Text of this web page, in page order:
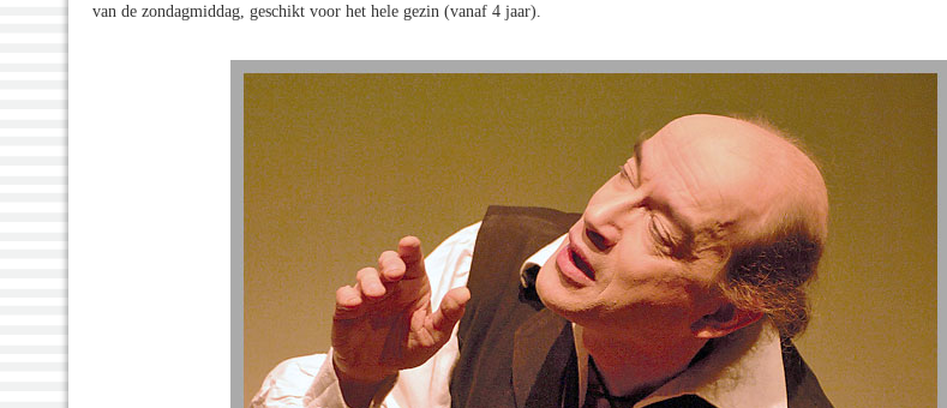
van de zondagmiddag, geschikt voor het hele gezin (vanaf 4 jaar).